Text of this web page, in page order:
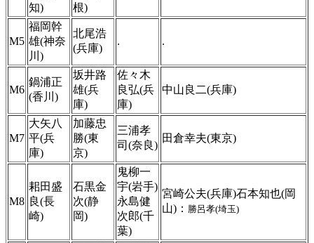
知)
根)
M5
福岡幹
雄(神奈
川)
北尾浩
(兵庫)
. .
M6
鍋浦正
(香川)
坂井路
雄(兵
庫)
佐々木
良弘(兵
庫)
中山良二(兵庫)
M7
大矢八
平(兵
庫)
加藤忠
勝(東
京)
三浦孝
司(奈良)
田倉幸夫(東京)
M8
耜田盛
良(長
崎)
石黒金
次(静
岡)
鬼柳一
宇(岩手)
永島健
次郎(千
葉)
宮崎公夫(兵庫)石本知也(岡
山)： 勝呂孝(埼玉)